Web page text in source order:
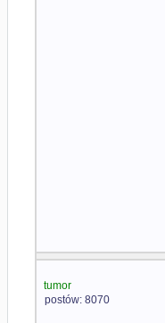
tumor
postów: 8070